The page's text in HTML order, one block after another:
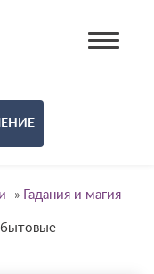
»
Гадания и магия
бытовые